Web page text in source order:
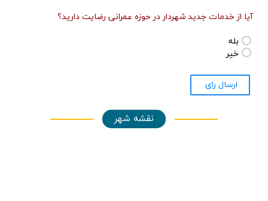
جدید شهردار در حوزه عمرانی رضایت دارید؟
نقشه شهر